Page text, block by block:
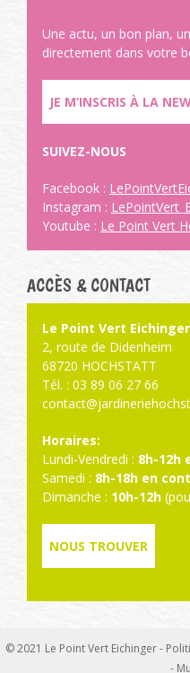
Une actu, un bon plan,
directement dans votre
JE M’INSCRIS À LA
SUIVEZ-NOUS
Facebook :
Instagram :
Youtube : Le Point Vert
ACCÈS & CONTACT
Le Point Vert Eichinger
2, route de Didenheim
68720 HOCHSTATT
Tél. : 03 89 06 27 66
Horaires:
Lundi-Vendredi : 8h-12h
Samedi : 8h-18h en
Dimanche : 10h-12h
NOUS TROUVER
© 2021 Le Point Vert Eichinger -
-